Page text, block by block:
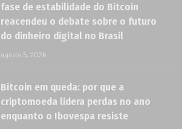
fase de estabilidade do Bitcoin
reacendeu o debate sobre o futuro
do dinheiro digital no Brasil
agosto 5, 2026
Bitcoin em queda: por que a
criptomoeda lidera perdas no ano
enquanto o Ibovespa resiste